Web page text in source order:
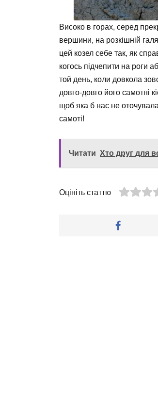
Високо в горах, серед
вершини, на розкішній
цей козел себе так, як
когось підчепити на роги
той день, коли довкола
довго-довго його самотні
щоб яка б нас не
самоті!
Читати Хто друг для
Оцініть статтю